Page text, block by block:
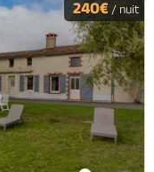
240€ / nuit